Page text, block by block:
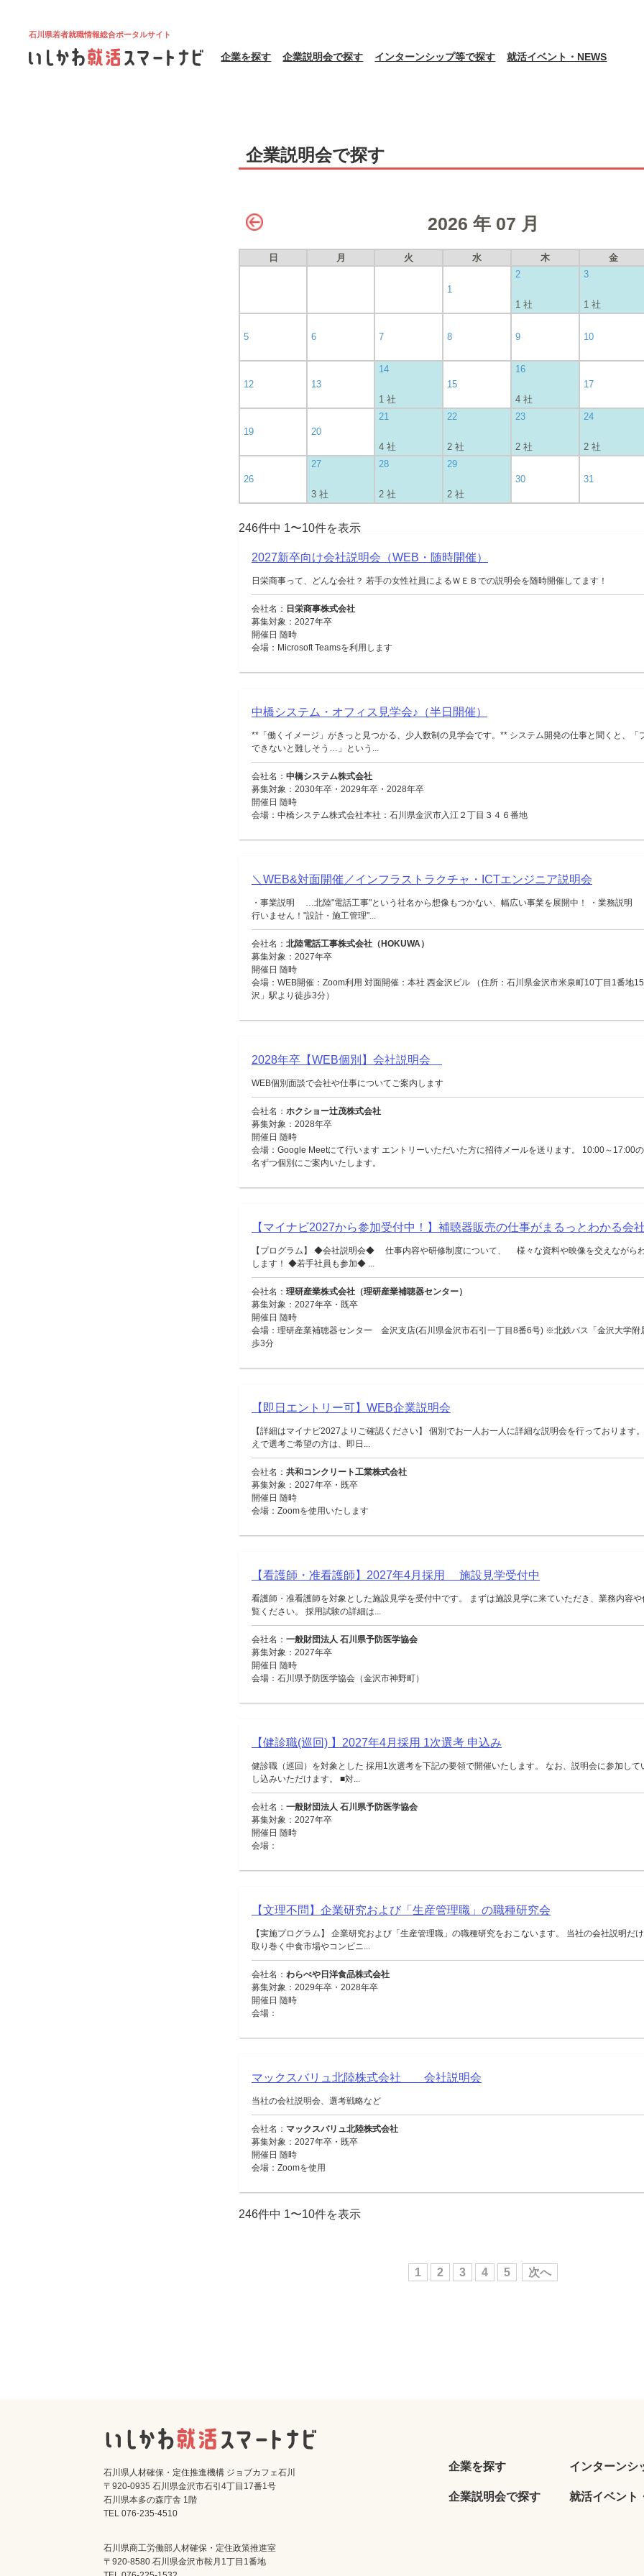
石川県若者就職情報総合ポータルサイト
企業を探す 企業説明会で探す インターンシップ等で探す 就活イベント・NEWS
企業説明会で探す
2026 年 07 月
日 月 火 水 木 金
1
2
1 社
3
1 社
5 6 7 8 9 10
12 13
14
1 社
15
16
4 社
17
19 20
21
4 社
22
2 社
23
2 社
24
2 社
26
27
3 社
28
2 社
29
2 社
30 31
246件中 1〜10件を表示
2027新卒向け会社説明会（WEB・随時開催）
日栄商事って、どんな会社？ 若手の女性社員によるＷＥＢでの説明会を随時開催してます！
会社名： 日栄商事株式会社
募集対象：2027年卒
開催日 随時
会場：Microsoft Teamsを利用します
中橋システム・オフィス見学会♪（半日開催）
**「働くイメージ」がきっと見つかる、少人数制の見学会です。** システム開発の仕事と聞くと、「
できないと難しそう…」という...
会社名： 中橋システム株式会社
募集対象：2030年卒・2029年卒・2028年卒
開催日 随時
会場：中橋システム株式会社本社：石川県金沢市入江２丁目３４６番地
＼WEB&対面開催／インフラストラクチャ・ICTエンジニア説明会
・事業説明 …北陸"電話工事"という社名から想像もつかない、幅広い事業を展開中！ ・業務説
行いません！"設計・施工管理"...
会社名： 北陸電話工事株式会社（HOKUWA）
募集対象：2027年卒
開催日 随時
会場：WEB開催：Zoom利用 対面開催：本社 西金沢ビル （住所：石川県金沢市米泉町10丁目1番
沢」駅より徒歩3分）
2028年卒【WEB個別】会社説明会
WEB個別面談で会社や仕事についてご案内します
会社名： ホクショー辻茂株式会社
募集対象：2028年卒
開催日 随時
会場：Google Meetにて行います エントリーいただいた方に招待メールを送ります。 10:00～17:00
名ずつ個別にご案内いたします。
【マイナビ2027から参加受付中！】補聴器販売の仕事がまるっとわかる会
【プログラム】 ◆会社説明会◆ 仕事内容や研修制度について、 様々な資料や映像を交えながら
します！ ◆若手社員も参加◆ ...
会社名： 理研産業株式会社（理研産業補聴器センター）
募集対象：2027年卒・既卒
開催日 随時
会場：理研産業補聴器センター 金沢支店(石川県金沢市石引一丁目8番6号) ※北鉄バス「金沢大学附
歩3分
【即日エントリー可】WEB企業説明会
【詳細はマイナビ2027よりご確認ください】 個別でお一人お一人に詳細な説明会を行っております
えで選考ご希望の方は、即日...
会社名： 共和コンクリート工業株式会社
募集対象：2027年卒・既卒
開催日 随時
会場：Zoomを使用いたします
【看護師・准看護師】2027年4月採用 施設見学受付中
看護師・准看護師を対象とした施設見学を受付中です。 まずは施設見学に来ていただき、業務内容
覧ください。 採用試験の詳細は...
会社名： 一般財団法人 石川県予防医学協会
募集対象：2027年卒
開催日 随時
会場：石川県予防医学協会（金沢市神野町）
【健診職(巡回) 】2027年4月採用 1次選考 申込み
健診職（巡回）を対象とした 採用1次選考を下記の要領で開催いたします。 なお、説明会に参加して
し込みいただけます。 ■対...
会社名： 一般財団法人 石川県予防医学協会
募集対象：2027年卒
開催日 随時
会場：
【文理不問】企業研究および「生産管理職」の職種研究会
【実施プログラム】 企業研究および「生産管理職」の職種研究をおこないます。 当社の会社説明だ
取り巻く中食市場やコンビニ...
会社名： わらべや日洋食品株式会社
募集対象：2029年卒・2028年卒
開催日 随時
会場：
マックスバリュ北陸株式会社 会社説明会
当社の会社説明会、選考戦略など
会社名： マックスバリュ北陸株式会社
募集対象：2027年卒・既卒
開催日 随時
会場：Zoomを使用
246件中 1〜10件を表示
1 2 3 4 5 次へ
石川県人材確保・定住推進機構 ジョブカフェ石川
〒920-0935 石川県金沢市石引4丁目17番1号
石川県本多の森庁舎 1階
TEL 076-235-4510
石川県商工労働部人材確保・定住政策推進室
〒920-8580 石川県金沢市鞍月1丁目1番地
企業を探す
企業説明会で探す
インターンシ
就活イベント